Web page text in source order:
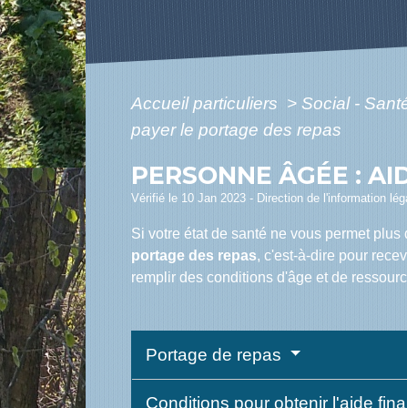
Accueil particuliers > Social -
payer le portage des repas
PERSONNE ÂGÉE :
Vérifié le 10 Jan 2023 - Direction de l'information
Si votre état de santé ne vous permet
portage des repas, c'est-à-dire pour
remplir des conditions d'âge et de
Portage de repas
Conditions pour obtenir l'aide